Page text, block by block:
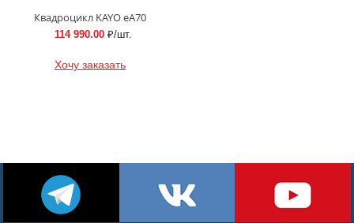
Квадроцикл KAYO еA70
114 990.00 ₽/шт.
Хочу заказать